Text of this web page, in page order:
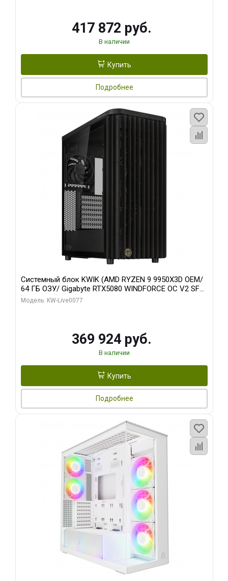
417 872 руб.
В наличии
Купить
Подробнее
Системный блок KWIK (AMD RYZEN 9 9950X3D OEM/
64 ГБ ОЗУ/ Gigabyte RTX5080 WINDFORCE OC V2 SFF
16GB GDDR7 256b/ 960 ГБ SSD)
Модель: KW-Live0077
369 924 руб.
В наличии
Купить
Подробнее